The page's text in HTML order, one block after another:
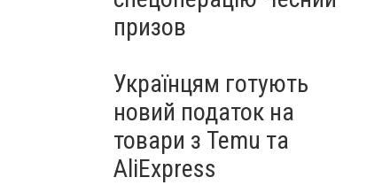
призов
Українцям готують
новий податок на
товари з Temu та
AliExpress